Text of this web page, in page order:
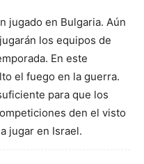
jugado en Bulgaria. Aún
los equipos de
En este
el fuego en la guerra.
para que los
den el visto
jugar en Israel.